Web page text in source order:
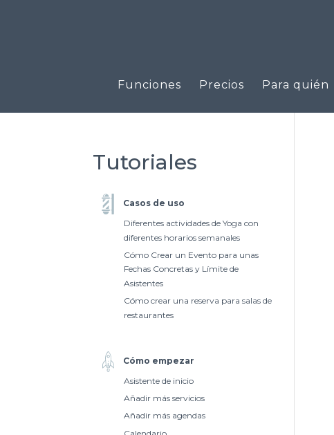
Funciones Precios Para quién
Tutoriales
Casos de uso
Diferentes actividades de Yoga con
diferentes horarios semanales
Cómo Crear un Evento para unas
Fechas Concretas y Límite de
Asistentes
Cómo crear una reserva para salas de
restaurantes
Cómo empezar
Asistente de inicio
Añadir más servicios
Añadir más agendas
Calendario